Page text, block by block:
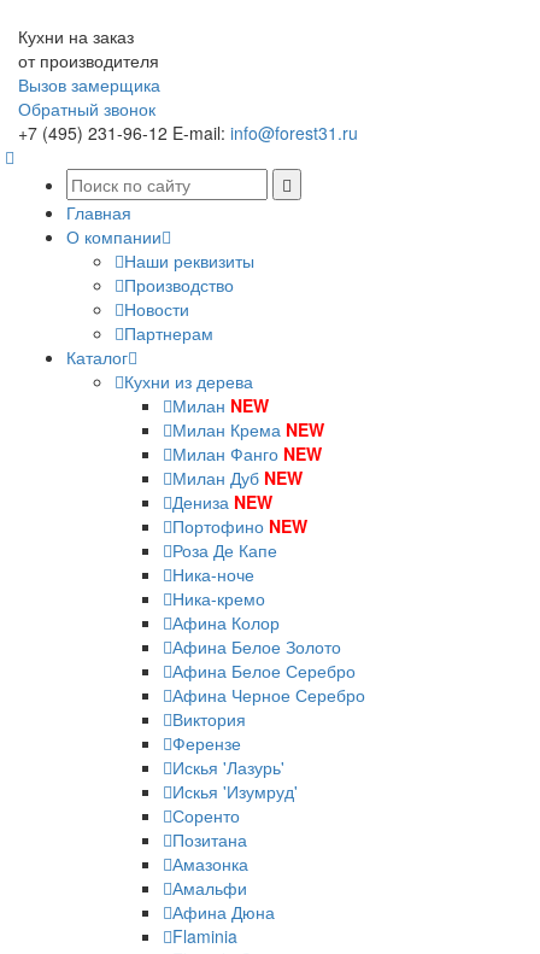
Кухни на заказ
от производителя
Вызов замерщика
Обратный звонок
+7 (495) 231-96-12 E-mail: info@forest31.ru
Главная
О компании
Наши реквизиты
Производство
Новости
Партнерам
Каталог
Кухни из дерева
Милан NEW
Милан Крема NEW
Милан Фанго NEW
Милан Дуб NEW
Дениза NEW
Портофино NEW
Роза Де Капе
Ника-ноче
Ника-кремо
Афина Колор
Афина Белое Золото
Афина Белое Серебро
Афина Черное Серебро
Виктория
Ферензе
Искья 'Лазурь'
Искья 'Изумруд'
Соренто
Позитана
Амазонка
Амальфи
Афина Дюна
Flaminia